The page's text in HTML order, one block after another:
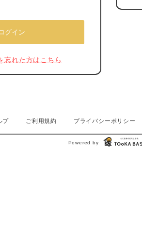
忘れた方はこちら
プ ご利用規約 プライバシーポリシー
Powered by